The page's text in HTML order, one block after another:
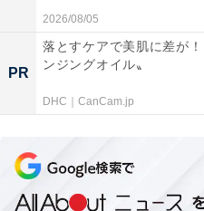
2026/08/05
PR
落とすケアで美肌に差が
ンジングオイル〟
DHC｜CanCam.jp